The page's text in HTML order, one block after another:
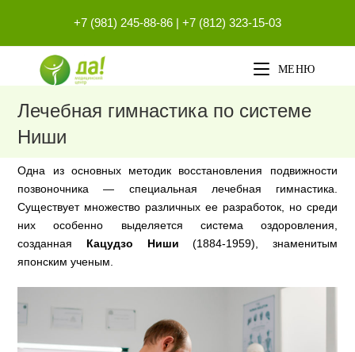
содержимому
+7 (981) 245-88-86 | +7 (812) 323-15-03
МЕНЮ
Лечебная гимнастика по системе
Ниши
Одна из основных методик восстановления подвижности
позвоночника — специальная лечебная гимнастика.
Существует множество различных ее разработок, но среди
них особенно выделяется система оздоровления,
созданная Кацудзо Ниши (1884-1959), знаменитым
японским ученым.